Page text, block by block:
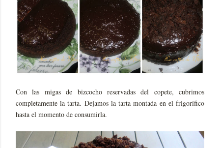
Con las migas de bizcocho reservadas del copete, cubrimos
completamente la tarta. Dejamos la tarta montada en el frigorífico
hasta el momento de consumirla.